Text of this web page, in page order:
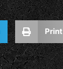
Print